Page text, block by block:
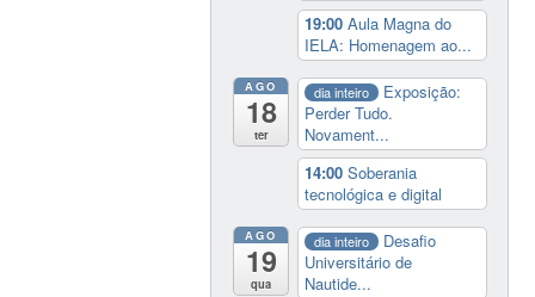
19:00Aula Magna do
IELA: Homenagem ao...
AGO
18
ter
dia inteiro
Exposição:
Perder Tudo.
Novament...
14:00Soberania
tecnológica e digital
AGO
19
qua
dia inteiro
Desafio
Universitário de
Nautide...